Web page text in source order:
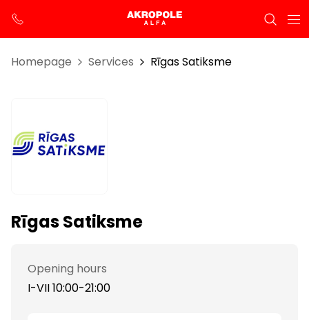
Homepage Services Rīgas Satiksme
Rīgas Satiksme
Opening hours
I-VII 10:00-21:00